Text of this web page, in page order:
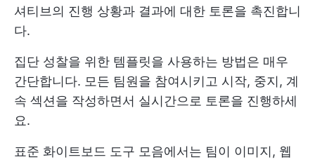
셔티브의 진행 상황과 결과에 대한 토론을 촉진합니
다.
집단 성찰을 위한 템플릿을 사용하는 방법은 매우
간단합니다. 모든 팀원을 참여시키고 시작, 중지, 계
속 섹션을 작성하면서 실시간으로 토론을 진행하세
요.
표준 화이트보드 도구 모음에서는 팀이 이미지, 웹